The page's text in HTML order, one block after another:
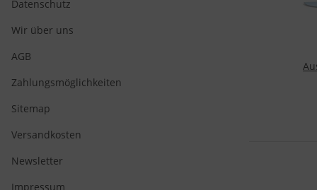
Datenschutz
Wir über uns
AGB
Zahlungsmöglichkeiten
Sitemap
Versandkosten
Newsletter
Impressum